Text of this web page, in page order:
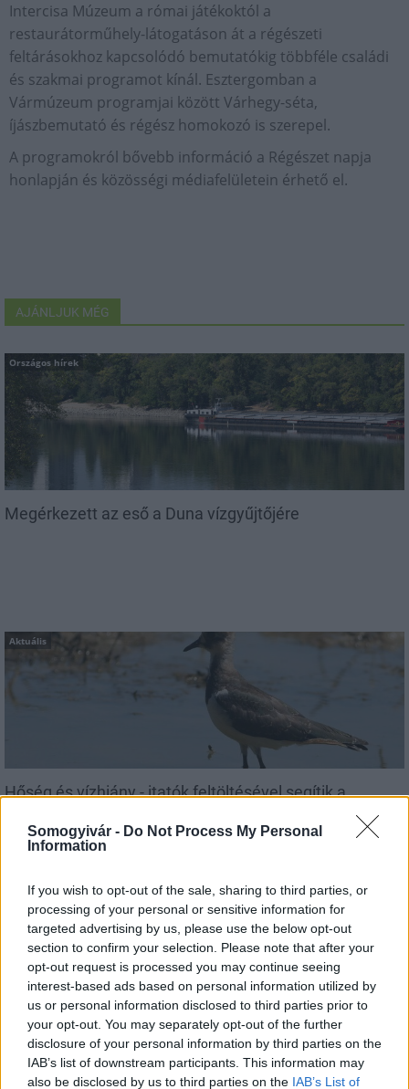
Somogyivár - Do Not Process My Personal
Information
If you wish to opt-out of the sale, sharing to third parties, or
processing of your personal or sensitive information for
targeted advertising by us, please use the below opt-out
section to confirm your selection. Please note that after your
opt-out request is processed you may continue seeing
interest-based ads based on personal information utilized by
us or personal information disclosed to third parties prior to
your opt-out. You may separately opt-out of the further
disclosure of your personal information by third parties on the
IAB’s list of downstream participants. This information may
also be disclosed by us to third parties on the IAB’s List of
Intercisa Múzeum a római játékoktól a
restaurátorműhely-látogatáson át a régészeti
feltárásokhoz kapcsolódó bemutatókig többféle családi
és szakmai programot kínál. Esztergomban a
Vármúzeum programjai között Várhegy-séta,
íjászbemutató és régész homokozó is szerepel.
A programokról bővebb információ a Régészet napja
honlapján és közösségi médiafelületein érhető el.
AJÁNLJUK MÉG
Országos hírek
Megérkezett az eső a Duna vízgyűjtőjére
Aktuális
Hőség és vízhiány - itatók feltöltésével segítik a
Helyi hírek
Amire többmillióan vártunk: szombattól másodfokúra